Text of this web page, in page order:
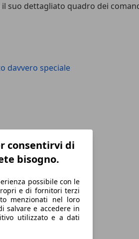
consentirvi di
bisogno.
possibile con le
e di fornitori terzi
menzionati nel loro
salvare e accedere in
utilizzato e a dati
dettagliato quadro dei
davvero speciale